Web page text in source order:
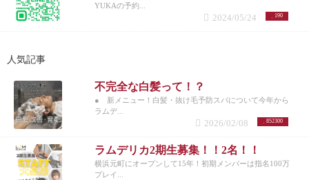
YUKAの予約...
190
2024/05/24
人気記事
不完全な白髪って！？
● 新メニュー！白髪・抜け毛予防スパについて今年から
ラムデ...
852300
2026/02/08
ラムデリカ2期生募集！！2名！！
横浜元町にオープンして15年！初期メンバーは指名100万
プレイ...